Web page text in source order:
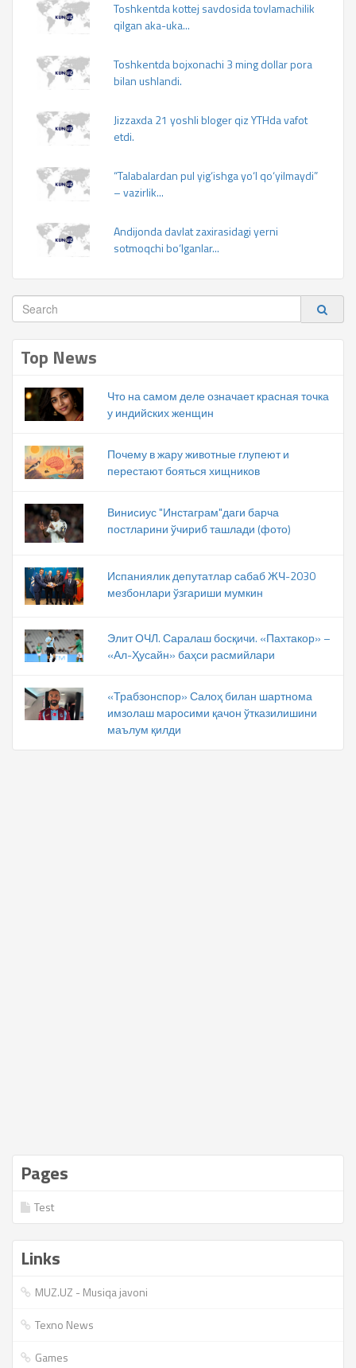
Toshkentda kottej savdosida tovlamachilik
qilgan aka-uka...
Toshkentda bojxonachi 3 ming dollar pora
bilan ushlandi.
Jizzaxda 21 yoshli bloger qiz YTHda vafot
etdi.
“Talabalardan pul yig‘ishga yo‘l qo‘yilmaydi”
– vazirlik...
Andijonda davlat zaxirasidagi yerni
sotmoqchi bo‘lganlar...
Top News
Что на самом деле означает красная точка
у индийских женщин
Почему в жару животные глупеют и
перестают бояться хищников
Винисиус "Инстаграм"даги барча
постларини ўчириб ташлади (фото)
Испаниялик депутатлар сабаб ЖЧ-2030
мезбонлари ўзгариши мумкин
Элит ОЧЛ. Саралаш босқичи. «Пахтакор» –
«Ал-Ҳусайн» баҳси расмийлари
«Трабзонспор» Салоҳ билан шартнома
имзолаш маросими қачон ўтказилишини
маълум қилди
Pages
Test
Links
MUZ.UZ - Musiqa javoni
Texno News
Games